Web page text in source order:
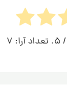
/ 5. تعداد آرا: 7